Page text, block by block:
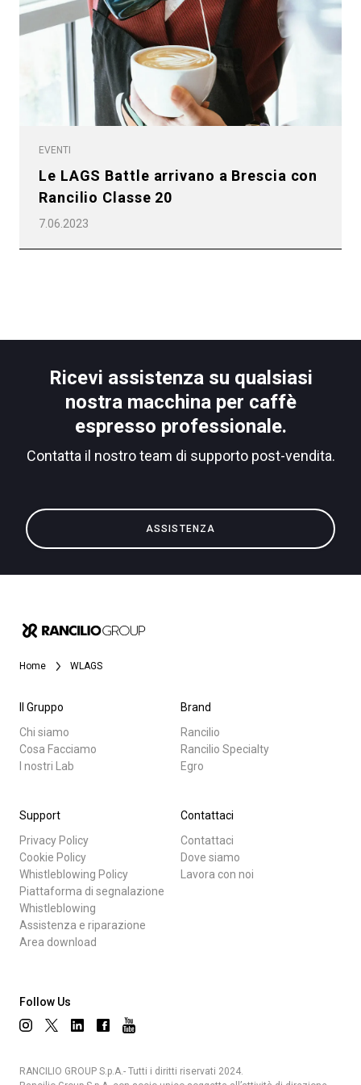
EVENTI
Le LAGS Battle arrivano a Brescia con
Rancilio Classe 20
7.06.2023
Ricevi assistenza su qualsiasi
nostra macchina per caffè
espresso professionale.
Contatta il nostro team di supporto post-vendita.
ASSISTENZA
Home WLAGS
Il Gruppo
Chi siamo
Cosa Facciamo
I nostri Lab
Brand
Rancilio
Rancilio Specialty
Egro
Support
Privacy Policy
Cookie Policy
Whistleblowing Policy
Piattaforma di segnalazione
Whistleblowing
Assistenza e riparazione
Area download
Contattaci
Contattaci
Dove siamo
Lavora con noi
Follow Us
RANCILIO GROUP S.p.A.- Tutti i diritti riservati 2024.
Prodotti
News
Download
Privacy Policy